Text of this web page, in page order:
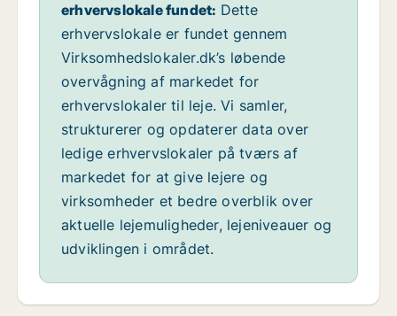
erhvervslokale fundet: Dette
erhvervslokale er fundet gennem
Virksomhedslokaler.dk’s løbende
overvågning af markedet for
erhvervslokaler til leje. Vi samler,
strukturerer og opdaterer data over
ledige erhvervslokaler på tværs af
markedet for at give lejere og
virksomheder et bedre overblik over
aktuelle lejemuligheder, lejeniveauer og
udviklingen i området.